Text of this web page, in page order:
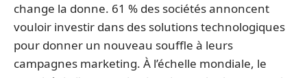
change la donne. 61 % des sociétés annoncent
vouloir investir dans des solutions technologiques
pour donner un nouveau souffle à leurs
campagnes marketing. À l’échelle mondiale, le